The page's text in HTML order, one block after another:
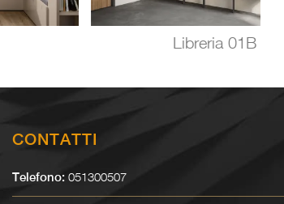
Libreria 01B
CONTATTI
Telefono: 051300507